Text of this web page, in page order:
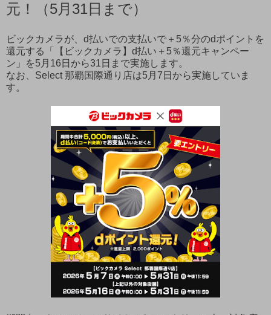
元！（5月31日まで）
ビックカメラが、d払いでの支払いで＋5％分のdポイントを
還元する「【ビックカメラ】d払い＋5％還元キャンペー
ン」を5月16日から31日まで実施します。
なお、Select 那覇国際通り店は5月7日から実施していま
す。